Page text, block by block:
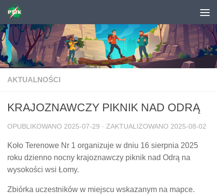
Skip to content
AKTUALNOŚCI
KRAJOZNAWCZY PIKNIK NAD ODRĄ
OPUBLIKOWANO 2025-07-29 · ZAKTUALIZOWANO 2025-08-02
Koło Terenowe Nr 1 organizuje w dniu 16 sierpnia 2025
roku dzienno nocny krajoznawczy piknik nad Odrą na
wysokości wsi Łomy.
Zbiórka uczestników w miejscu wskazanym na mapce.